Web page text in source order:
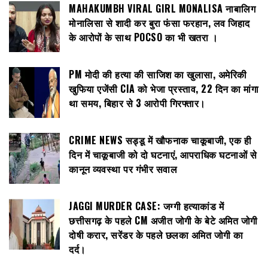
MAHAKUMBH VIRAL GIRL MONALISA नाबालिग
मोनालिसा से शादी कर बुरा फंसा फरहान, लव जिहाद
के आरोपों के साथ POCSO का भी खतरा ।
PM मोदी की हत्या की साजिश का खुलासा, अमेरिकी
खुफिया एजेंसी CIA को भेजा प्रस्ताव, 22 दिन का मांगा
था समय, बिहार से 3 आरोपी गिरफ्तार।
CRIME NEWS सड्डू में खौफनाक चाकूबाजी, एक ही
दिन में चाकूबाजी को दो घटनाएं, आपराधिक घटनाओं से
कानून व्यवस्था पर गंभीर सवाल
JAGGI MURDER CASE: जग्गी हत्याकांड में
छत्तीसगढ़ के पहले CM अजीत जोगी के बेटे अमित जोगी
दोषी करार, सरेंडर के पहले छलका अमित जोगी का
दर्द।